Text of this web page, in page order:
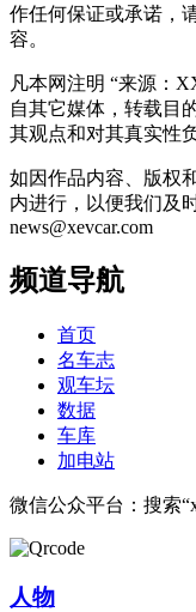
作任何保证或承诺，
容。
凡本网注明 “来源：
自其它媒体，转载目
其观点和对其真实性
如因作品内容、版权
内进行，以便我们及
news@xevcar.com
频道导航
首页
名车志
观车坛
数据
车库
加电站
微信公众平台：搜索
人物